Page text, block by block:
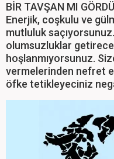
BİR TAVŞAN MI
Enerjik, coşkulu ve
mutluluk
olumsuzluklar
hoşlanmıyorsunuz.
vermelerinden nefret
öfke tetikleyeciniz